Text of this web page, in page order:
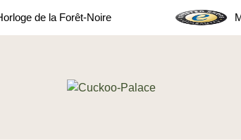
de la Forêt-Noire